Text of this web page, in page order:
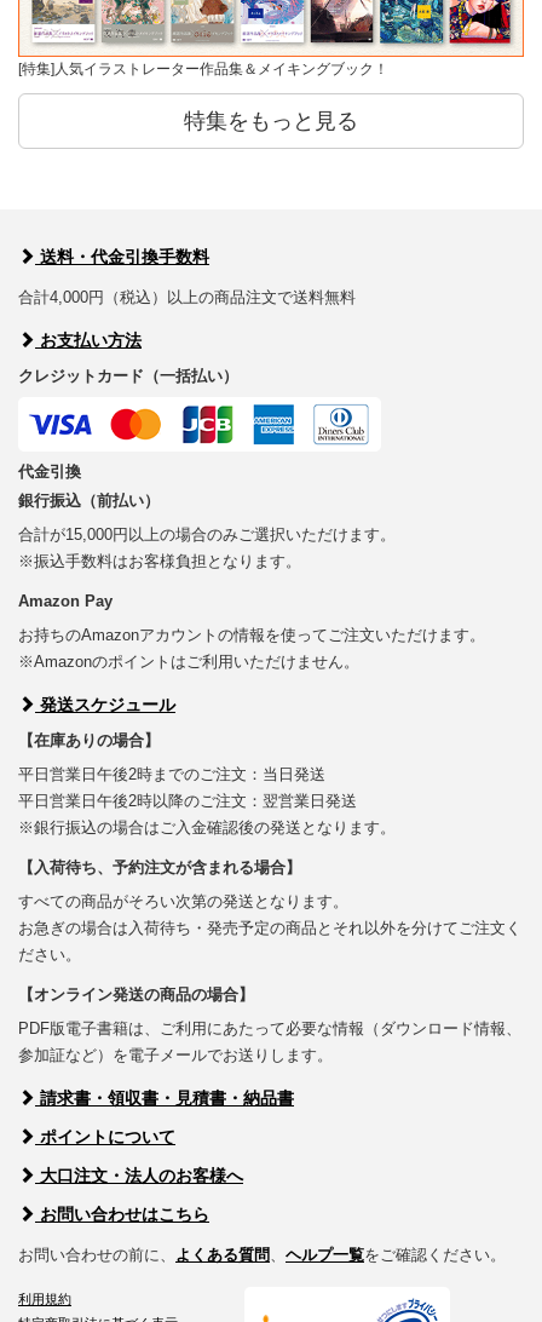
[特集]人気イラストレーター作品集＆メイキングブック！
特集をもっと見る
送料・代金引換手数料
合計4,000円（税込）以上の商品注文で送料無料
お支払い方法
クレジットカード（一括払い）
代金引換
銀行振込（前払い）
合計が15,000円以上の場合のみご選択いただけます。
※振込手数料はお客様負担となります。
Amazon Pay
お持ちのAmazonアカウントの情報を使ってご注文いただけます。
※Amazonのポイントはご利用いただけません。
発送スケジュール
【在庫ありの場合】
平日営業日午後2時までのご注文：当日発送
平日営業日午後2時以降のご注文：翌営業日発送
※銀行振込の場合はご入金確認後の発送となります。
【入荷待ち、予約注文が含まれる場合】
すべての商品がそろい次第の発送となります。
お急ぎの場合は入荷待ち・発売予定の商品とそれ以外を分けてご注文く
ださい。
【オンライン発送の商品の場合】
PDF版電子書籍は、ご利用にあたって必要な情報（ダウンロード情報、
参加証など）を電子メールでお送りします。
請求書・領収書・見積書・納品書
ポイントについて
大口注文・法人のお客様へ
お問い合わせはこちら
お問い合わせの前に、 よくある質問 ヘルプ一覧をご確認ください。
利用規約